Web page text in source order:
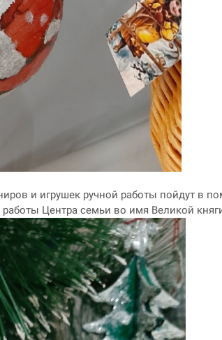
и игрушек ручной работы пойдут
Центра семьи во имя Великой